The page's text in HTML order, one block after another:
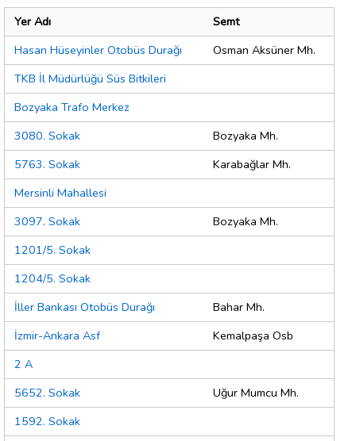
Yer Adı
Semt
Hasan Hüseyinler Otobüs Durağı
Osman Aksüner Mh.
TKB İl Müdürlüğü Süs Bitkileri
Bozyaka Trafo Merkez
3080. Sokak
Bozyaka Mh.
5763. Sokak
Karabağlar Mh.
Mersinli Mahallesi
3097. Sokak
Bozyaka Mh.
1201/5. Sokak
1204/5. Sokak
İller Bankası Otobüs Durağı
Bahar Mh.
İzmir-Ankara Asf
Kemalpaşa Osb
2 A
5652. Sokak
Uğur Mumcu Mh.
1592. Sokak